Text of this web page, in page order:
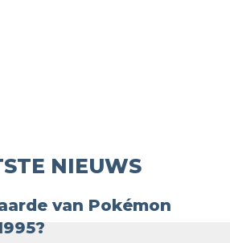
NIEUWS
van Pokémon